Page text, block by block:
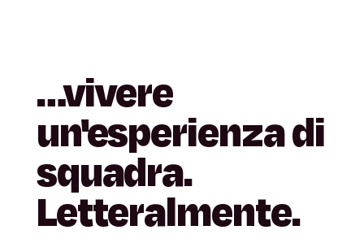
…vivere
un'esperienzadi
squadra.
Letteralmente.